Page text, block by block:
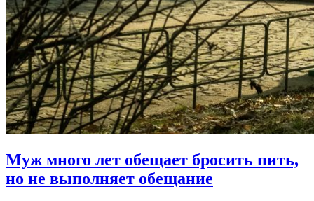
Муж много лет обещает бросить пить,
но не выполняет обещание